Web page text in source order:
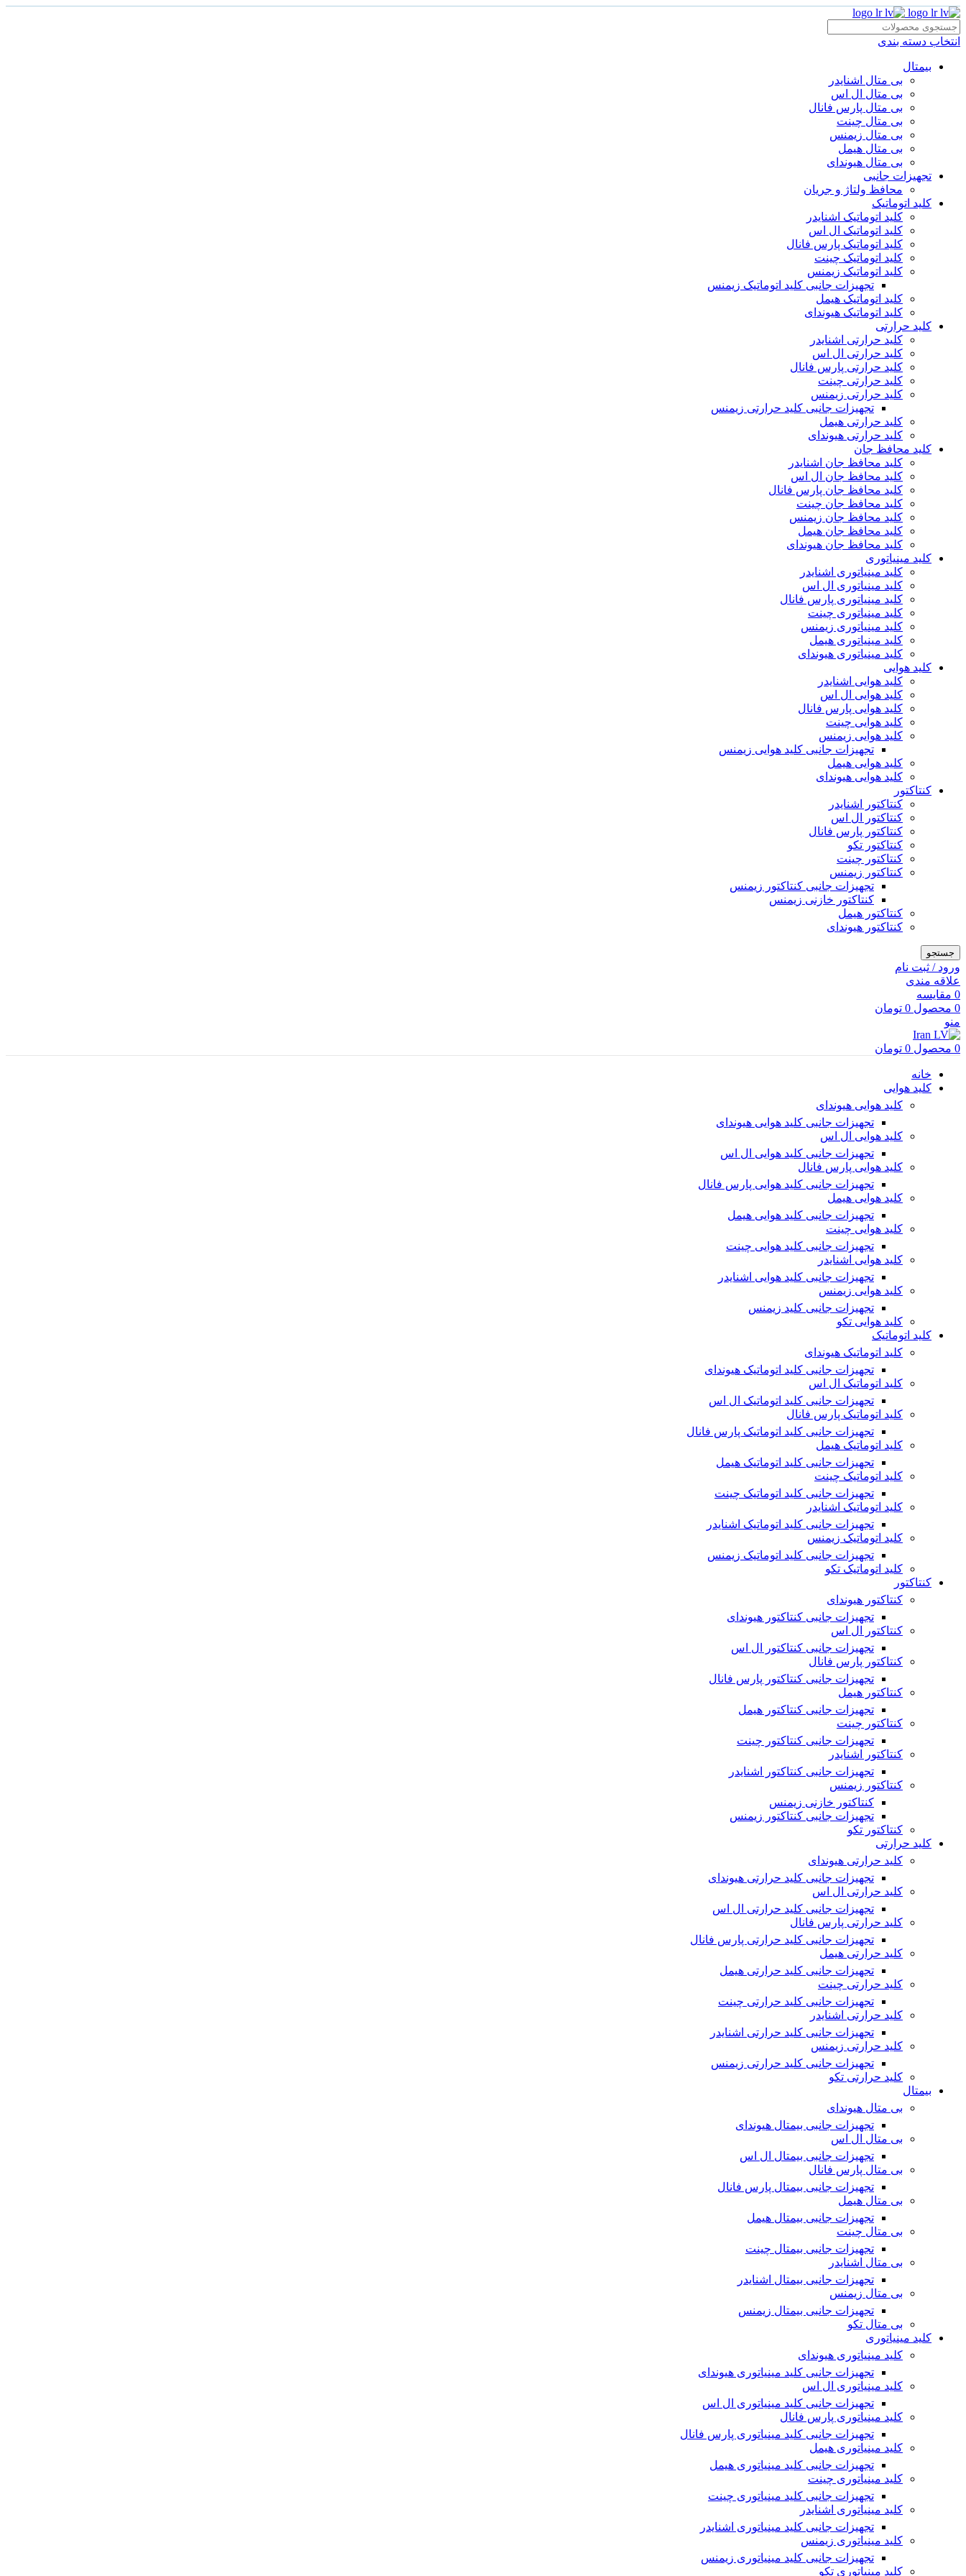
انتخاب دسته بندی
بیمتال
بی متال اشنایدر
بی متال ال اس
بی متال پارس فانال
بی متال چینت
بی متال زیمنس
بی متال هیمل
بی متال هیوندای
تجهیزات جانبی
محافظ ولتاژ و‌ جریان
کلید اتوماتیک
کلید اتوماتیک اشنایدر
کلید اتوماتیک ال اس
کلید اتوماتیک پارس فانال
کلید اتوماتیک چینت
کلید اتوماتیک زیمنس
تجهیزات جانبی کلید اتوماتیک زیمنس
کلید اتوماتیک هیمل
کلید اتوماتیک هیوندای
کلید حرارتی
کلید حرارتی اشنایدر
کلید حرارتی ال اس
کلید حرارتی پارس فانال
کلید حرارتی چینت
کلید حرارتی زیمنس
تجهیزات جانبی کلید حرارتی زیمنس
کلید حرارتی هیمل
کلید حرارتی هیوندای
کلید محافظ جان
کلید محافظ جان اشنایدر
کلید محافظ جان ال اس
کلید محافظ جان پارس فانال
کلید محافظ جان چینت
کلید محافظ جان زیمنس
کلید محافظ جان هیمل
کلید محافظ جان هیوندای
کلید مینیاتوری
کلید مینیاتوری اشنایدر
کلید مینیاتوری ال اس
کلید مینیاتوری پارس فانال
کلید مینیاتوری چینت
کلید مینیاتوری زیمنس
کلید مینیاتوری هیمل
کلید مینیاتوری هیوندای
کلید هوایی
کلید هوایی اشنایدر
کلید هوایی ال اس
کلید هوایی پارس فانال
کلید هوایی چینت
کلید هوایی زیمنس
تجهیزات جانبی کلید هوایی زیمنس
کلید هوایی هیمل
کلید هوایی هیوندای
کنتاکتور
کنتاکتور اشنایدر
کنتاکتور ال اس
کنتاکتور پارس فانال
کنتاکتور تکو
کنتاکتور چینت
کنتاکتور زیمنس
تجهیزات جانبی کنتاکتور زیمنس
کنتاکتور خازنی زیمنس
کنتاکتور هیمل
کنتاکتور هیوندای
جستجو
ورود / ثبت نام
علاقه مندی
0 مقایسه
0 محصول 0 تومان
منو
0 محصول 0 تومان
خانه
کلید هوایی
کلید هوایی هیوندای
تجهیزات جانبی کلید هوایی هیوندای
کلید هوایی ال اس
تجهیزات جانبی کلید هوایی ال اس
کلید هوایی پارس فانال
تجهیزات جانبی کلید هوایی پارس فانال
کلید هوایی هیمل
تجهیزات جانبی کلید هوایی هیمل
کلید هوایی چینت
تجهیزات جانبی کلید هوایی چینت
کلید هوایی اشنایدر
تجهیزات جانبی کلید هوایی اشنایدر
کلید هوایی زیمنس
تجهیزات جانبی کلید زیمنس
کلید هوایی تکو
کلید اتوماتیک
کلید اتوماتیک هیوندای
تجهیزات جانبی کلید اتوماتیک هیوندای
کلید اتوماتیک ال اس
تجهیزات جانبی کلید اتوماتیک ال اس
کلید اتوماتیک پارس فانال
تجهیزات جانبی کلید اتوماتیک پارس فانال
کلید اتوماتیک هیمل
تجهیزات جانبی کلید اتوماتیک هیمل
کلید اتوماتیک چینت
تجهیزات جانبی کلید اتوماتیک چینت
کلید اتوماتیک اشنایدر
تجهیزات جانبی کلید اتوماتیک اشنایدر
کلید اتوماتیک زیمنس
تجهیزات جانبی کلید اتوماتیک زیمنس
کلید اتوماتیک تکو
کنتاکتور
کنتاکتور هیوندای
تجهیزات جانبی کنتاکتور هیوندای
کنتاکتور ال اس
تجهیزات جانبی کنتاکتور ال اس
کنتاکتور پارس فانال
تجهیزات جانبی کنتاکتور پارس فانال
کنتاکتور هیمل
تجهیزات جانبی کنتاکتور هیمل
کنتاکتور چینت
تجهیزات جانبی کنتاکتور چینت
کنتاکتور اشنایدر
تجهیزات جانبی کنتاکتور اشنایدر
کنتاکتور زیمنس
کنتاکتور خازنی زیمنس
تجهیزات جانبی کنتاکتور زیمنس
کنتاکتور تکو
کلید حرارتی
کلید حرارتی هیوندای
تجهیزات جانبی کلید حرارتی هیوندای
کلید حرارتی ال اس
تجهیزات جانبی کلید حرارتی ال اس
کلید حرارتی پارس فانال
تجهیزات جانبی کلید حرارتی پارس فانال
کلید حرارتی هیمل
تجهیزات جانبی کلید حرارتی هیمل
کلید حرارتی چینت
تجهیزات جانبی کلید حرارتی چینت
کلید حرارتی اشنایدر
تجهیزات جانبی کلید حرارتی اشنایدر
کلید حرارتی زیمنس
تجهیزات جانبی کلید حرارتی زیمنس
کلید حرارتی تکو
بیمتال
بی متال هیوندای
تجهیزات جانبی بیمتال هیوندای
بی متال ال اس
تجهیزات جانبی بیمتال ال اس
بی متال پارس فانال
تجهیزات جانبی بیمتال پارس فانال
بی متال هیمل
تجهیزات جانبی بیمتال هیمل
بی متال چینت
تجهیزات جانبی بیمتال چینت
بی متال اشنایدر
تجهیزات جانبی بیمتال اشنایدر
بی متال زیمنس
تجهیزات جانبی بیمتال زیمنس
بی متال تکو
کلید مینیاتوری
کلید مینیاتوری هیوندای
تجهیزات جانبی کلید مینیاتوری هیوندای
کلید مینیاتوری ال اس
تجهیزات جانبی کلید مینیاتوری ال اس
کلید مینیاتوری پارس فانال
تجهیزات جانبی کلید مینیاتوری پارس فانال
کلید مینیاتوری هیمل
تجهیزات جانبی کلید مینیاتوری هیمل
کلید مینیاتوری چینت
تجهیزات جانبی کلید مینیاتوری چینت
کلید مینیاتوری اشنایدر
تجهیزات جانبی کلید مینیاتوری اشنایدر
کلید مینیاتوری زیمنس
تجهیزات جانبی کلید مینیاتوری زیمنس
کلید مینیاتوری تکو